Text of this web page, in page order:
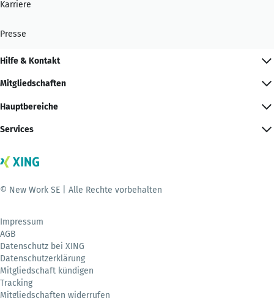
Karriere
Presse
Hilfe & Kontakt
Mitgliedschaften
Hauptbereiche
Services
© New Work SE | Alle Rechte vorbehalten
Impressum
AGB
Datenschutz bei XING
Datenschutzerklärung
Mitgliedschaft kündigen
Tracking
Mitgliedschaften widerrufen